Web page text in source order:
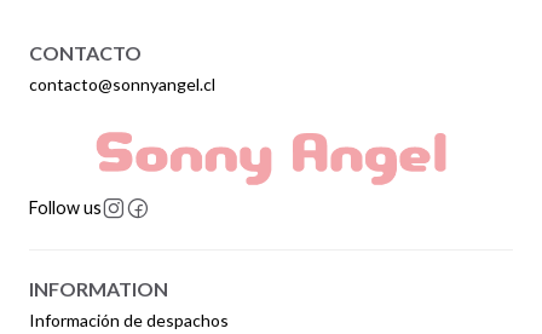
CONTACTO
contacto@sonnyangel.cl
Follow us
INFORMATION
Información de despachos